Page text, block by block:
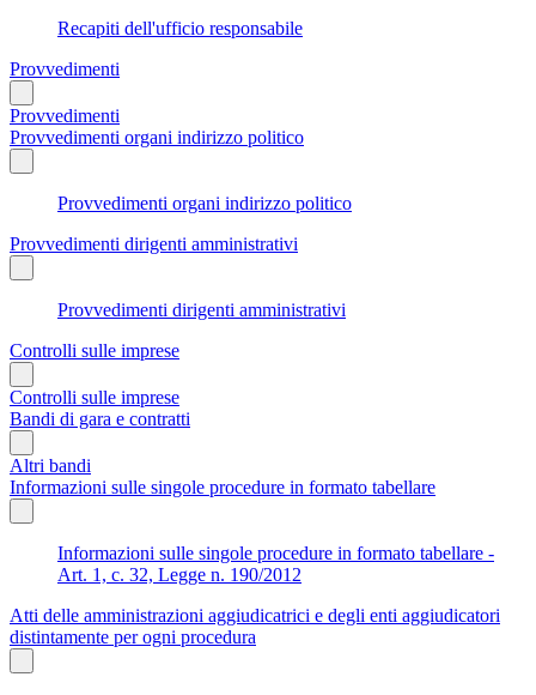
Recapiti dell'ufficio responsabile
Provvedimenti
Provvedimenti
Provvedimenti organi indirizzo politico
Provvedimenti organi indirizzo politico
Provvedimenti dirigenti amministrativi
Provvedimenti dirigenti amministrativi
Controlli sulle imprese
Controlli sulle imprese
Bandi di gara e contratti
Altri bandi
Informazioni sulle singole procedure in formato tabellare
Informazioni sulle singole procedure in formato tabellare -
Art. 1, c. 32, Legge n. 190/2012
Atti delle amministrazioni aggiudicatrici e degli enti aggiudicatori
distintamente per ogni procedura